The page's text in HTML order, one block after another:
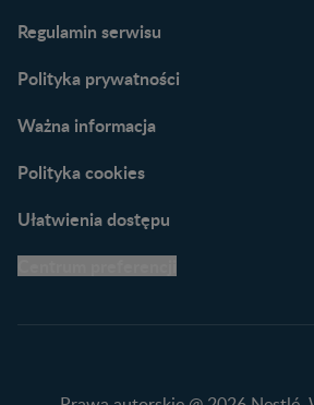
praktyczne wskazówki
Regulamin serwisu
Polityka prywatności
Ważna informacja
Polityka cookies
Ułatwienia dostępu